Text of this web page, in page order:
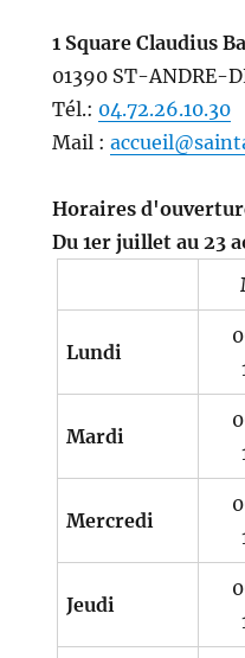
1 Square Claudius
01390 ST-ANDRE-
Tél.: 04.72.26.10.30
Mail :
Horaires
Du 1er juillet au 23
Lundi
Mardi
Mercredi
Jeudi